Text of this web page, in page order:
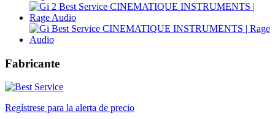
Fabricante
Regístrese para la alerta de precio